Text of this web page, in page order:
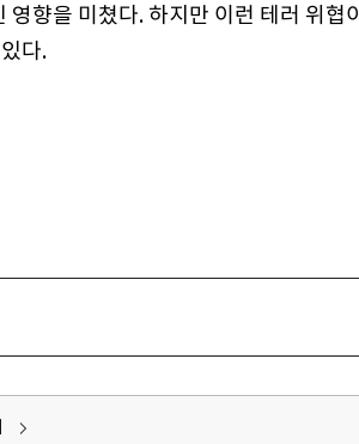
향을 미쳤다. 하지만 이런 테러 위협이
다.